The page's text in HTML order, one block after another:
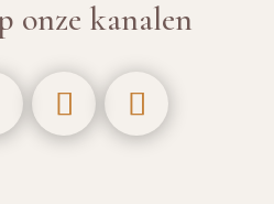
onze kanalen